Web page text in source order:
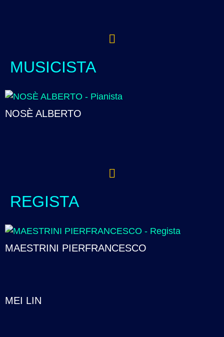
MUSICISTA
NOSÈ ALBERTO
REGISTA
MAESTRINI PIERFRANCESCO
MEI LIN